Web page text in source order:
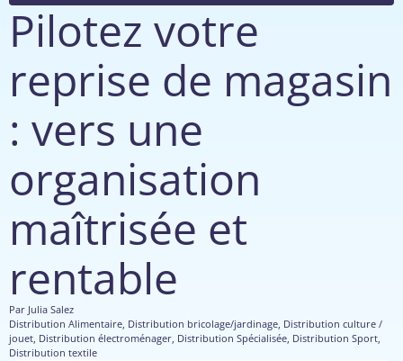
Pilotez votre
reprise de magasin
: vers une
organisation
maîtrisée et
rentable
Par Julia Salez
Distribution Alimentaire, Distribution bricolage/jardinage, Distribution culture /
jouet, Distribution électroménager, Distribution Spécialisée, Distribution Sport,
Distribution textile